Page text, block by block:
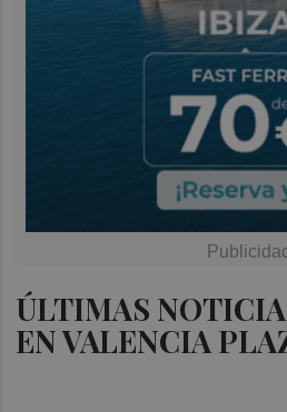
ÚLTIMAS
EN VALENCIA